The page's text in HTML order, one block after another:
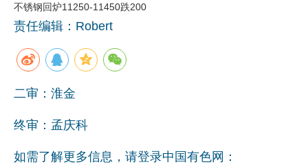
不锈钢回炉11250-11450跌200
责任编辑：Robert
二审：淮金
终审：孟庆科
如需了解更多信息，请登录中国有色网：